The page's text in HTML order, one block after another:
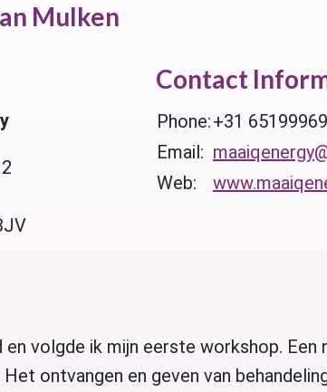
Mulken
Contact
Phone:+31
Email:
Web:
volgde ik mijn eerste workshop. Een
ontvangen en geven van